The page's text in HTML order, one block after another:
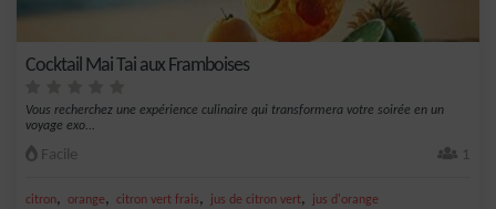
Cocktail Mai Tai aux Framboises
Vous recherchez une expérience culinaire qui transformera votre soirée en un
voyage exo...
Facile 1
citron, orange, citron vert frais, jus de citron vert, jus d'orange